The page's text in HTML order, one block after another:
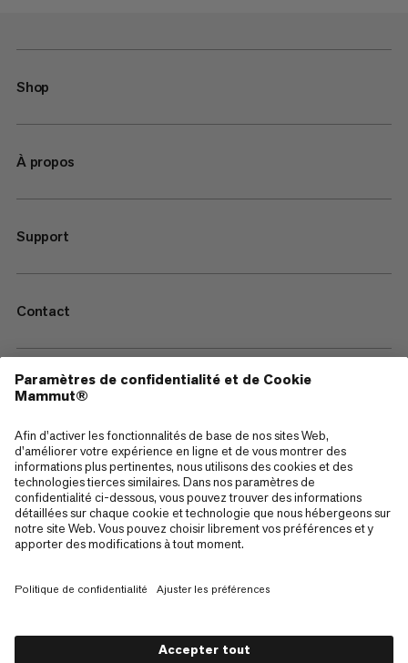
Shop
À propos
Support
Contact
—
Sitemap
Cookies
Mentions Légales
Politique de confidentialité des données